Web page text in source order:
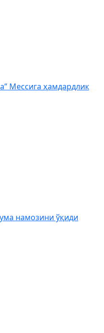
Мессига ҳамдардлик
намозини ўқиди